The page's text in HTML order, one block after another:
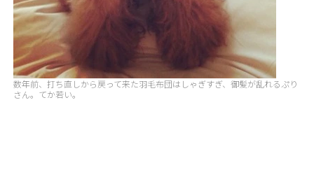
数年前、打ち直しから戻って来た羽毛布団はしゃぎすぎ、御髪が乱れるぷり
さん。てか若い。